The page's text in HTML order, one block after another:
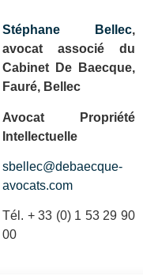
Stéphane Bellec,
avocat associé du
Cabinet De Baecque,
Fauré, Bellec
Avocat Propriété
Intellectuelle
sbellec@debaecque-
avocats.com
Tél. + 33 (0) 1 53 29 90
00